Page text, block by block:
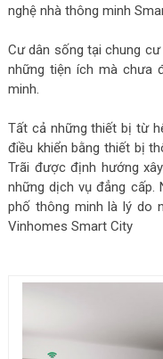
nghệ nhà thông minh
Cư dân sống tại chung
những tiện ích mà chưa
minh.
Tất cả những thiết bị từ
điều khiển bằng thiết bị
Trãi được định hướng
những dịch vụ đẳng cấp.
phố thông minh là lý do
Vinhomes Smart City